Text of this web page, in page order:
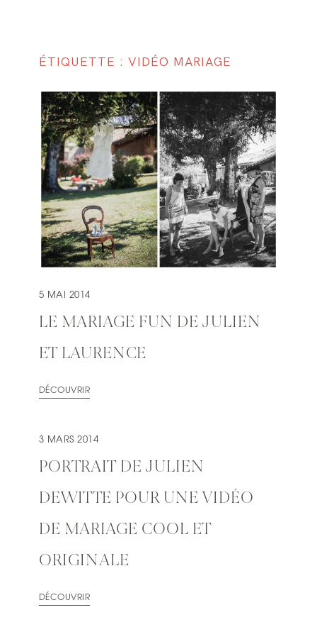
ÉTIQUETTE : VIDÉO MARIAGE
5 MAI 2014
LE MARIAGE FUN DE JULIEN
ET LAURENCE
DÉCOUVRIR
3 MARS 2014
PORTRAIT DE JULIEN
DEWITTE POUR UNE VIDÉO
DE MARIAGE COOL ET
ORIGINALE
DÉCOUVRIR